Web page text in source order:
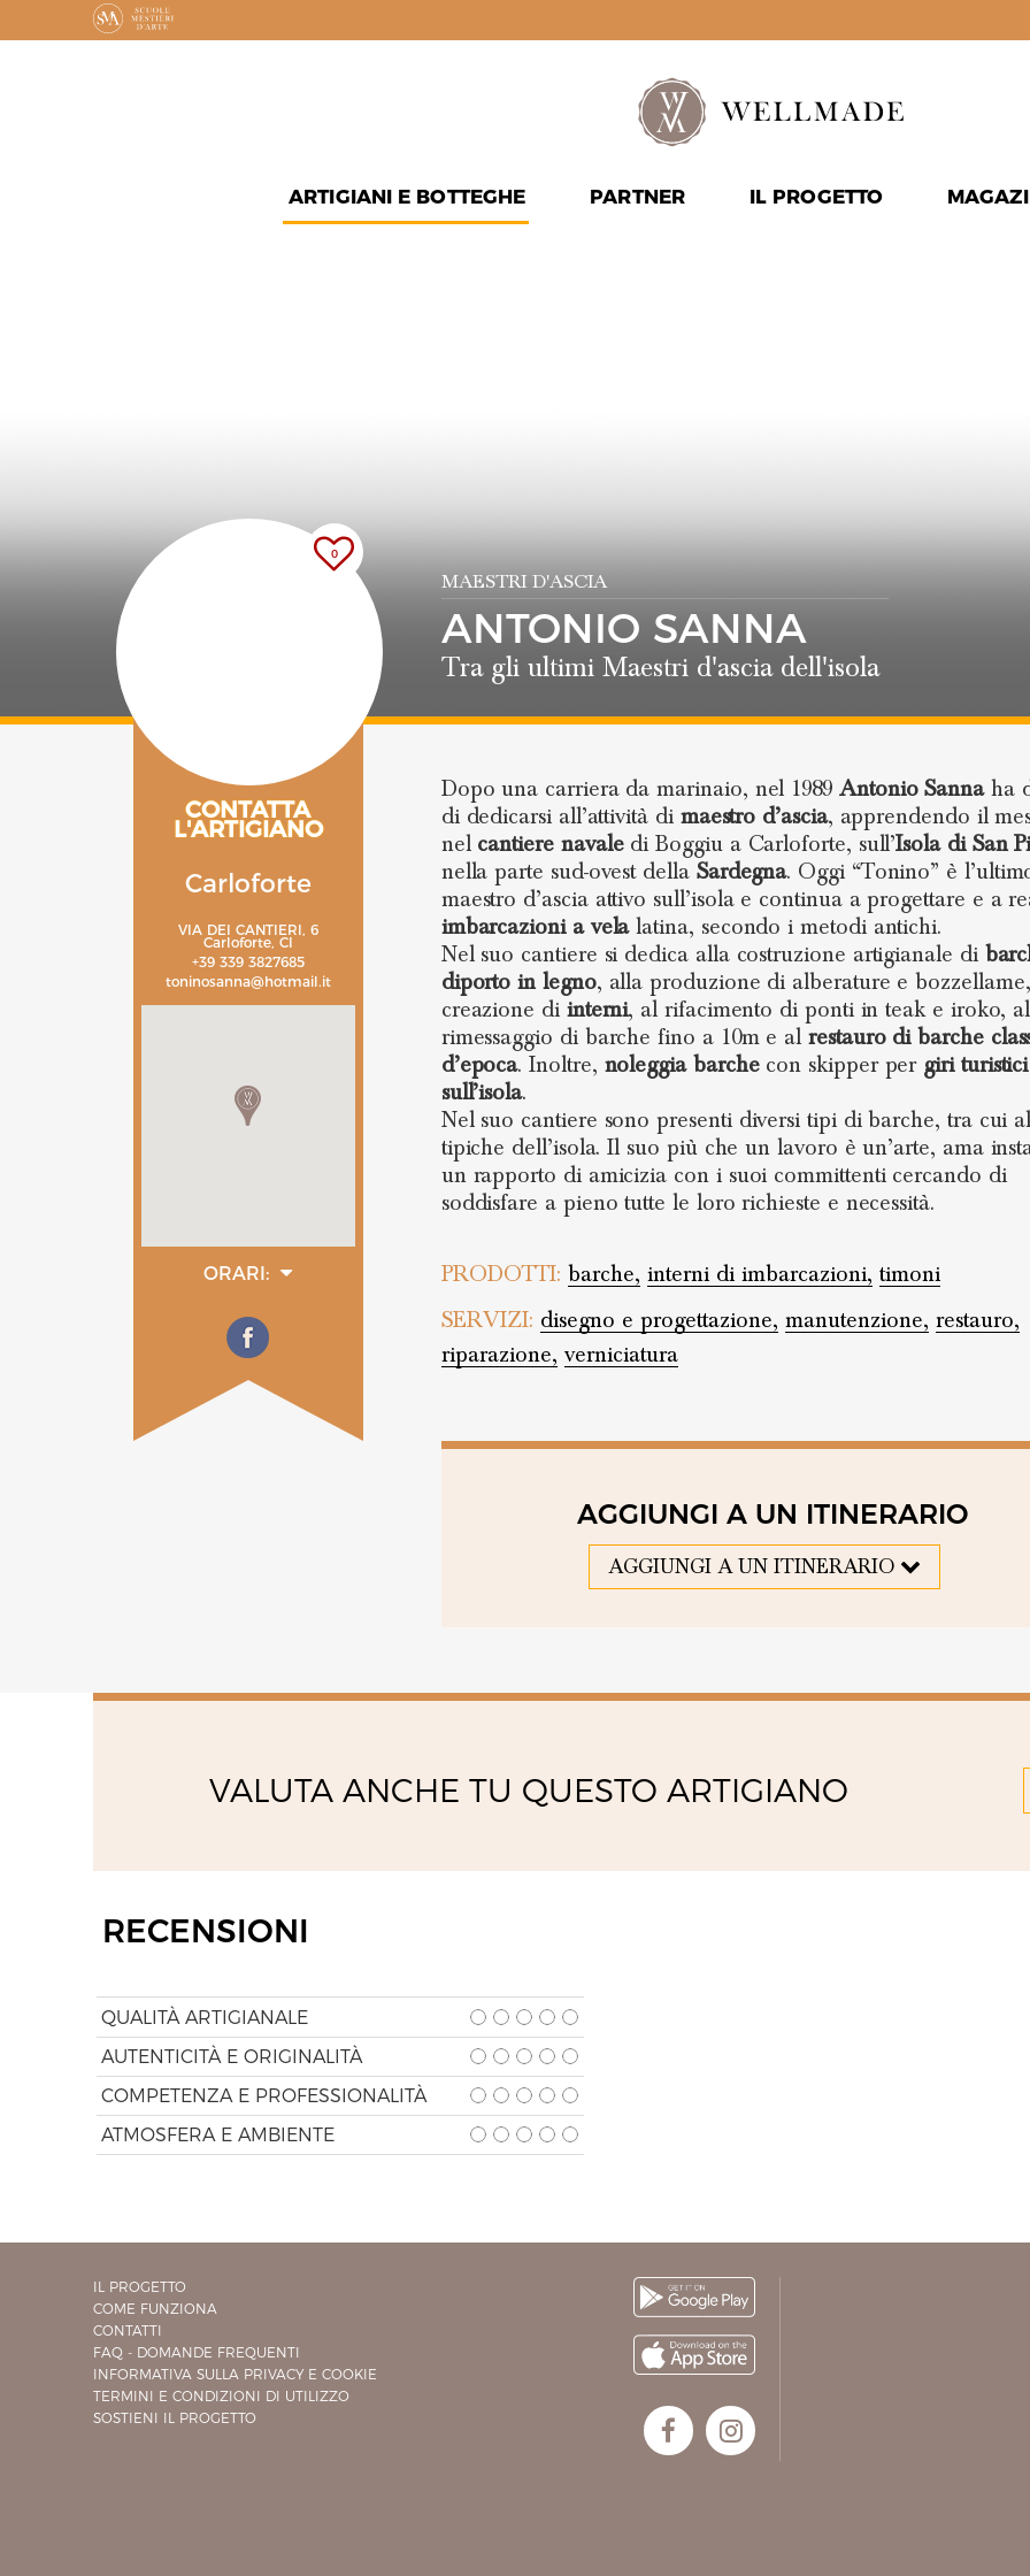
ARTIGIANI E BOTTEGHE PARTNER IL PROGETTO
0
CONTATTA
L'ARTIGIANO
Carloforte
VIA DEI CANTIERI, 6
Carloforte, CI
+39 339 3827685
toninosanna@hotmail.it
ORARI:
martedì
mercoledì
giovedì
sabato
MAESTRI D'ASCIA
ANTONIO SANNA
Tra gli ultimi Maestri d'ascia dell'isola
Dopo una carriera da marinaio, nel 1989 Antonio Sannaha
di dedicarsi all’attività di maestro d’ascia, apprendendo il
nel cantiere navaledi Boggiu a Carloforte, sull’Isola di San
nella parte sud-ovest della Sardegna. Oggi “Tonino” è
maestro d’ascia attivo sull’isola e continua a progettare e a
imbarcazioni a velalatina, secondo i metodi antichi.
Nel suo cantiere si dedica alla costruzione artigianale di
diporto in legno, alla produzione di alberature e
creazione di interni, al rifacimento di ponti in teak e iroko, al
rimessaggio di barche fino a 10m e alrestauro di barche
d’epoca. Inoltre, noleggia barchecon skipper per giri turistici
sull’isola.
Nel suo cantiere sono presenti diversi tipi di barche, tra cui
tipiche dell’isola. Il suo più che un lavoro è un’arte, ama
un rapporto di amicizia con i suoi committenti cercando di
soddisfare a pieno tutte le loro richieste e necessità.
PRODOTTI: barche, interni di imbarcazioni, timoni
SERVIZI: disegno e progettazione, manutenzione, restauro,
riparazione, verniciatura
AGGIUNGI A UN ITINERARIO
AGGIUNGI A UN ITINERARIO
VALUTA ANCHE TU QUESTO ARTIGIANO
RECENSIONI
QUALITÀ ARTIGIANALE
AUTENTICITÀ E ORIGINALITÀ
COMPETENZA E PROFESSIONALITÀ
ATMOSFERA E AMBIENTE
IL PROGETTO
COME FUNZIONA
CONTATTI
FAQ - DOMANDE FREQUENTI
INFORMATIVA SULLA PRIVACY E COOKIE
TERMINI E CONDIZIONI DI UTILIZZO
SOSTIENI IL PROGETTO